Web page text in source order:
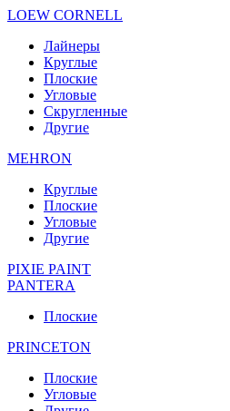
LOEW CORNELL
Лайнеры
Круглые
Плоские
Угловые
Скругленные
Другие
MEHRON
Круглые
Плоские
Угловые
Другие
PIXIE PAINT
PANTERA
Плоские
PRINCETON
Плоские
Угловые